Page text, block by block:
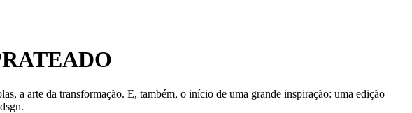
a arte da transformação. E, também, o início de uma grande inspiração: uma edição